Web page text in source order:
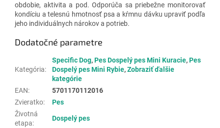
obdobie, aktivita a pod. Odporúča sa priebežne monitorovať
kondíciu a telesnú hmotnosť psa a kŕmnu dávku upraviť podľa
jeho individuálnych nárokov a potrieb.
Dodatočné parametre
Kategória:
Specific Dog,Pes Dospelý pes Mini Kuracie,Pes
Dospelý pes Mini Rybie,Zobraziť ďalšie
kategórie
EAN:
5701170112016
Zvieratko:
Pes
Životná
etapa:
Dospelý pes